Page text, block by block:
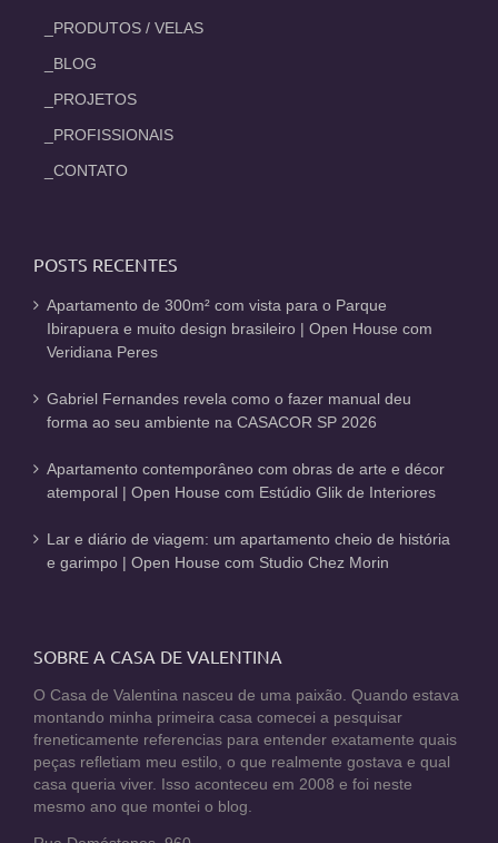
_PRODUTOS / VELAS
_BLOG
_PROJETOS
_PROFISSIONAIS
_CONTATO
POSTS RECENTES
Apartamento de 300m² com vista para o Parque
Ibirapuera e muito design brasileiro | Open House com
Veridiana Peres
Gabriel Fernandes revela como o fazer manual deu
forma ao seu ambiente na CASACOR SP 2026
Apartamento contemporâneo com obras de arte e décor
atemporal | Open House com Estúdio Glik de Interiores
Lar e diário de viagem: um apartamento cheio de história
e garimpo | Open House com Studio Chez Morin
SOBRE A CASA DE VALENTINA
O Casa de Valentina nasceu de uma paixão. Quando estava
montando minha primeira casa comecei a pesquisar
freneticamente referencias para entender exatamente quais
peças refletiam meu estilo, o que realmente gostava e qual
casa queria viver. Isso aconteceu em 2008 e foi neste
mesmo ano que montei o blog.